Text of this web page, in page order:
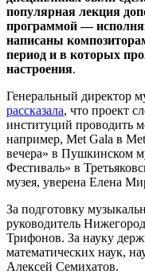
популярная лекция
программой —
написаны
период и в которых
настроения.
Генеральный директор
рассказала, что проект
институций проводить
например, Met Gala в
вечера» в Пушкинском
Фестиваль» в
музея, уверена Елена
За подготовку
руководитель
Трифонов. За науку
математических наук,
Алексей Семихатов.